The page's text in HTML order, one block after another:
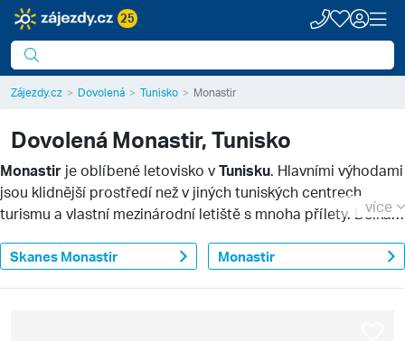
25
Zájezdy.cz Dovolená Tunisko Monastir
Dovolená Monastir, Tunisko
Monastir je oblíbené letovisko vTunisku. Hlavními výhodami
jsou klidnější prostředí než v jiných tuniských centrech
turismu a vlastní mezinárodní letiště s mnoha přílety. Délka
centrum Monastiru leží na výběžku do moře a je zajímavý cíl
více
Skanes Monastir Monastir